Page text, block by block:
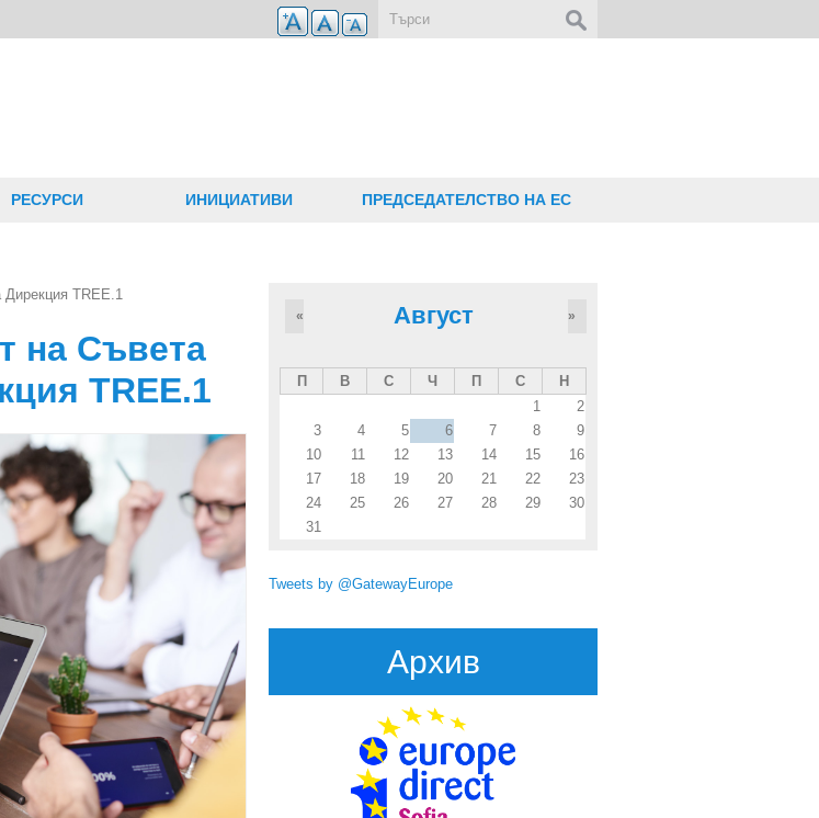
РЕСУРСИ ИНИЦИАТИВИ ПРЕДСЕДАТЕЛСТВО НА ЕС
Дирекция TREE.1
на Съвета
TREE.1
Август
« »
П В С Ч П С
Н
1
2
3
4 5 6 7 8
9
10
11 12 13 14 15
16
17
18 19 20 21 22
23
24
25 26 27 28 29
30
31
Tweets by @GatewayEurope
Архив